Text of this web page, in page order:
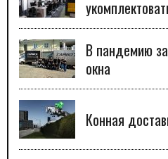
В пандемию
окна
Конная